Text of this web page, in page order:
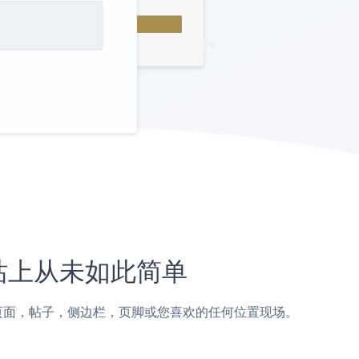
从未如此简单
帖子，侧边栏，页脚或您喜欢的任何位置现场。